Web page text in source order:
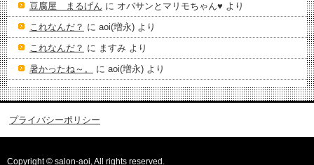
豆腐屋 まるげん に オバサンとマリモちゃん♥️ より
これなんだ？ に aoi(増永) より
これなんだ？ に ますみ より
暑かったね～。
に aoi(増永) より
プライバシーポリシー
Copyright © salon-aoi, All rights reserved.